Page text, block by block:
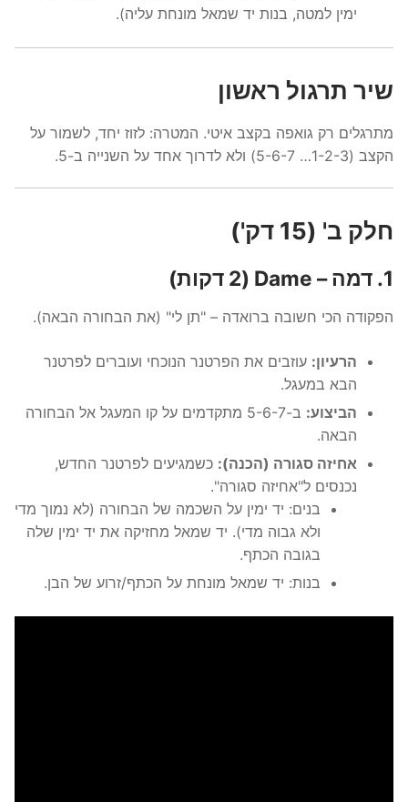
ימין למטה, בנות יד שמאל מונחת עליה).
שיר תרגול ראשון
מתרגלים רק גואפה בקצב איטי. המטרה: לזוז יחד, לשמור על
הקצב (1-2-3… 5-6-7) ולא לדרוך אחד על השנייה ב-5.
חלק ב' (15 דק')
1. דמה – Dame (2 דקות)
הפקודה הכי חשובה ברואדה – "תן לי" (את הבחורה הבאה).
הרעיון: עוזבים את הפרטנר הנוכחי ועוברים לפרטנר
הבא במעגל.
הביצוע:
ב-5-6-7 מתקדמים על קו המעגל אל הבחורה
הבאה.
אחיזה סגורה (הכנה): כשמגיעים לפרטנר החדש,
נכנסים ל"אחיזה סגורה".
בנים: יד ימין על השכמה של הבחורה (לא נמוך מדי
ולא גבוה מדי). יד שמאל מחזיקה את יד ימין שלה
בגובה הכתף.
בנות: יד שמאל מונחת על הכתף/זרוע של הבן.